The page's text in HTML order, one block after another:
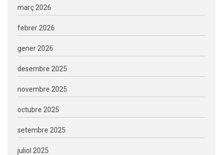
març 2026
febrer 2026
gener 2026
desembre 2025
novembre 2025
octubre 2025
setembre 2025
juliol 2025